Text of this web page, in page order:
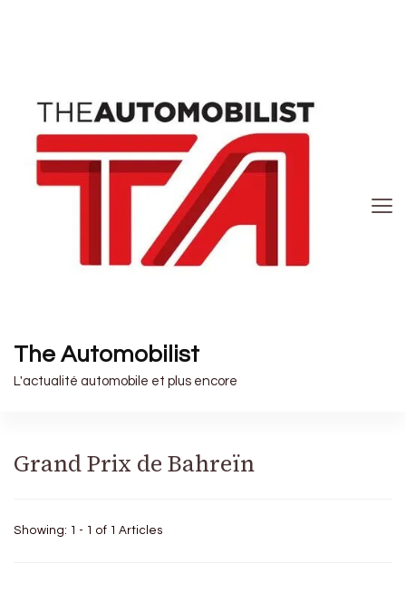
The Automobilist
L'actualité automobile et plus encore
Grand Prix de Bahreïn
Showing: 1 - 1 of 1 Articles